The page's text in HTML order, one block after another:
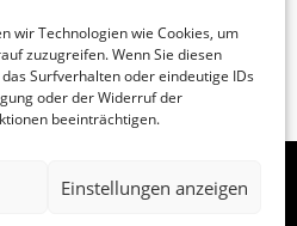
wir Technologien wie Cookies, um
zuzugreifen. Wenn Sie diesen
Surfverhalten oder eindeutige IDs
oder der Widerruf der
beeinträchtigen.
Einstellungen anzeigen
nächste→